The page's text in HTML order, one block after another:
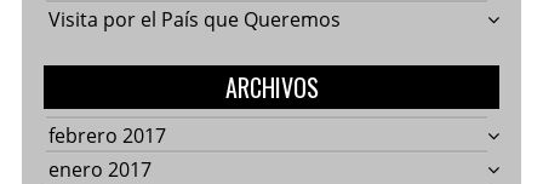
Visita por el País que Queremos
ARCHIVOS
febrero 2017
enero 2017